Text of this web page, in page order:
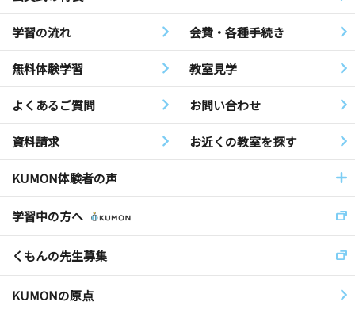
学習の流れ 会費・各種手続き
無料体験学習 教室見学
よくあるご質問 お問い合わせ
資料請求 お近くの教室を探す
KUMON体験者の声
学習中の方へ
くもんの先生募集
KUMONの原点